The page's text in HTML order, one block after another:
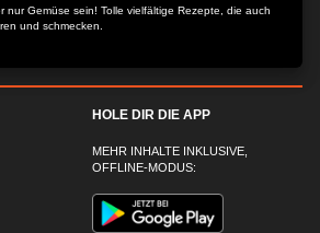
nur Gemüse sein! Tolle vielfältige Rezepte, die auch
und schmecken.
HOLE DIR DIE APP
MEHR INHALTE INKLUSIVE,
OFFLINE-MODUS: